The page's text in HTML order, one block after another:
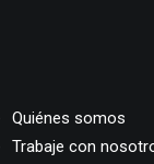
Quiénes somos
Trabaje con